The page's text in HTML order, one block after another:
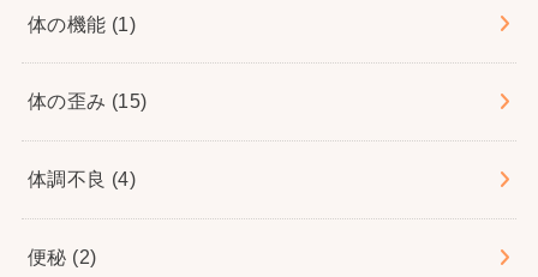
体の機能 (1)
体の歪み (15)
体調不良 (4)
便秘 (2)